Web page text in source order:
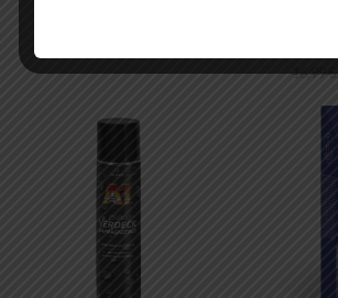
16,99€